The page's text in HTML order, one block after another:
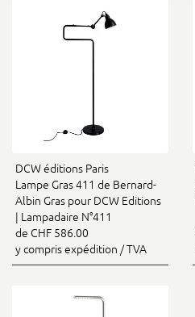
DCW éditions Paris
Lampe Gras 411 de Bernard-
Albin Gras pour DCW Editions
| Lampadaire N°411
de CHF 586.00
y compris expédition / TVA